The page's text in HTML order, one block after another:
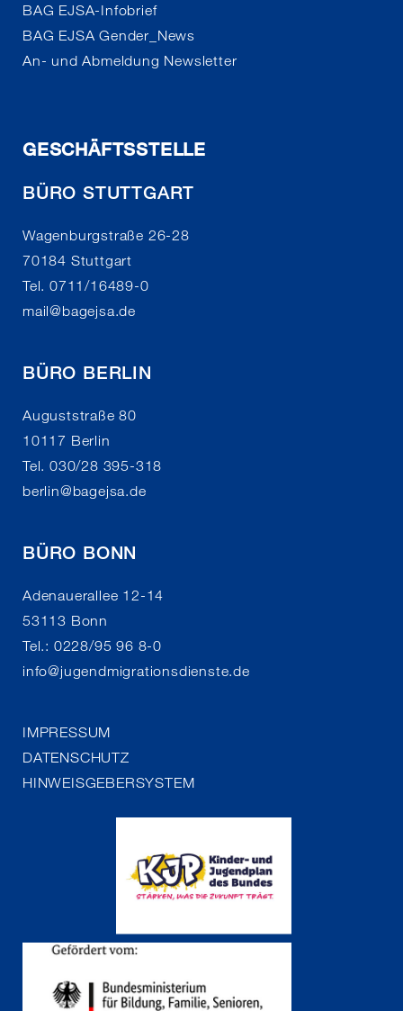
BAG EJSA-Infobrief
BAG EJSA Gender_News
An- und Abmeldung Newsletter
GESCHÄFTSSTELLE
BÜRO STUTTGART
Wagenburgstraße 26-28
70184 Stuttgart
Tel. 0711/16489-0
mail@bagejsa.de
BÜRO BERLIN
Auguststraße 80
10117 Berlin
Tel. 030/28 395-318
berlin@bagejsa.de
BÜRO BONN
Adenauerallee 12-14
53113 Bonn
Tel.: 0228/95 96 8-0
info@jugendmigrationsdienste.de
IMPRESSUM
DATENSCHUTZ
HINWEISGEBERSYSTEM